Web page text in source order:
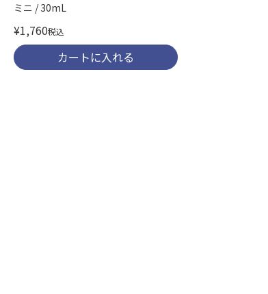
ミニ / 30mL
¥1,760税込
カートに入れる